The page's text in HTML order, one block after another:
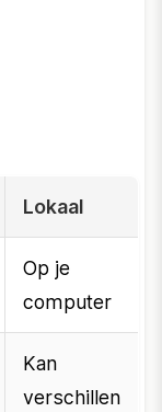
Lokaal
Op je
computer
Kan
verschillen